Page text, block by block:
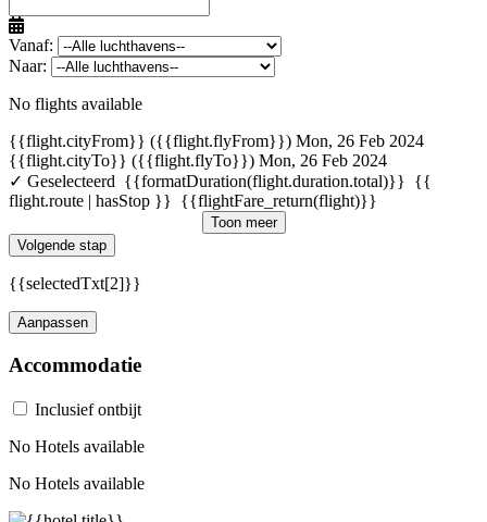
Vanaf:
Naar:
No flights available
{{flight.cityFrom}} ({{flight.flyFrom}}) Mon, 26 Feb 2024
{{flight.cityTo}} ({{flight.flyTo}}) Mon, 26 Feb 2024
✓ Geselecteerd {{formatDuration(flight.duration.total)}} {{
flight.route | hasStop }} {{flightFare_return(flight)}}
Toon meer
Volgende stap
{{selectedTxt[2]}}
Aanpassen
Accommodatie
Inclusief ontbijt
No Hotels available
No Hotels available